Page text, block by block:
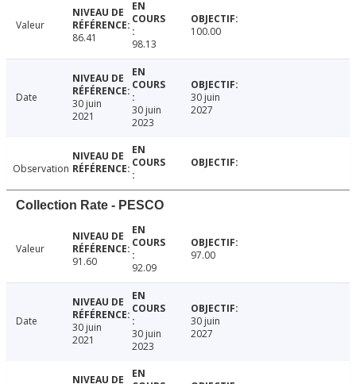
Valeur
86.41
98.13
100.00
Date
30 juin
2021
30 juin
2023
30 juin
2027
Observation
Collection Rate - PESCO
Valeur
91.60
92.09
97.00
Date
30 juin
2021
30 juin
2023
30 juin
2027